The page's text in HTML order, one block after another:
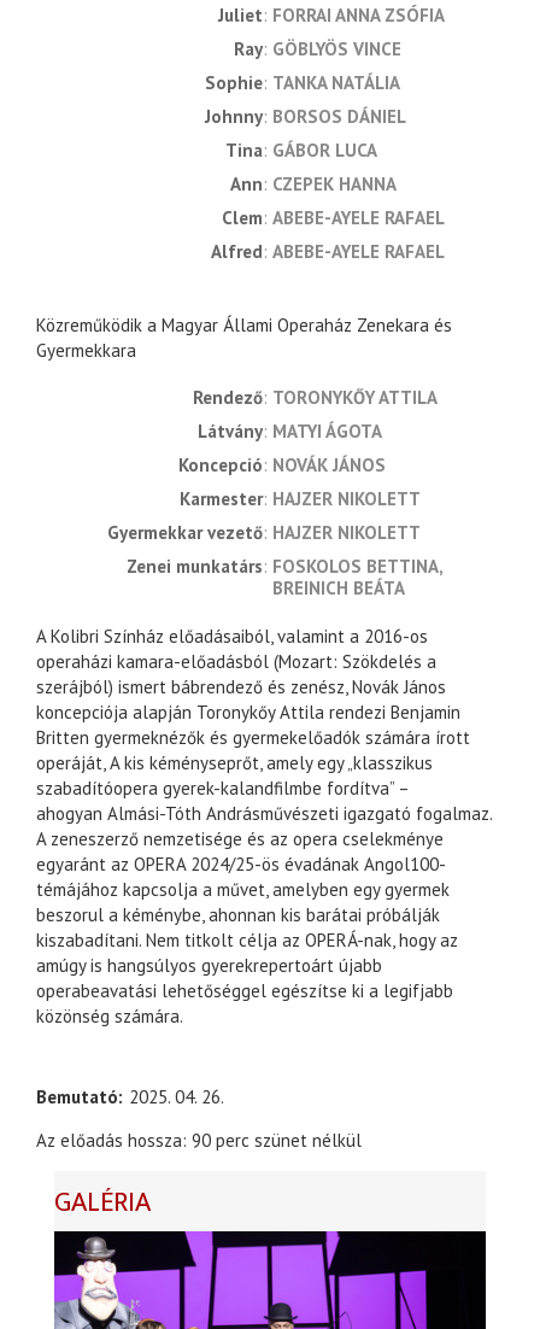
Juliet FORRAI ANNA ZSÓFIA
Ray GÖBLYÖS VINCE
Sophie TANKA NATÁLIA
Johnny BORSOS DÁNIEL
Tina GÁBOR LUCA
Ann CZEPEK HANNA
Clem ABEBE-AYELE RAFAEL
Alfred ABEBE-AYELE RAFAEL
Közreműködik a Magyar Állami Operaház Zenekara és
Gyermekkara
rendező TORONYKŐY ATTILA
látvány MATYI ÁGOTA
koncepció NOVÁK JÁNOS
karmester HAJZER NIKOLETT
gyermekkar vezető HAJZER NIKOLETT
zenei munkatárs FOSKOLOS BETTINA
BREINICH BEÁTA
A Kolibri Színház előadásaiból, valamint a 2016-os
operaházi kamara-előadásból (Mozart: Szökdelés a
szerájból) ismert bábrendező és zenész, Novák János
koncepciója alapján Toronykőy Attila rendezi Benjamin
Britten gyermeknézők és gyermekelőadók számára írott
operáját, A kis kéményseprőt, amely egy „klasszikus
szabadítóopera gyerek-kalandfilmbe fordítva” –
ahogyan Almási-Tóth Andrásművészeti igazgató fogalmaz.
A zeneszerző nemzetisége és az opera cselekménye
egyaránt az OPERA 2024/25-ös évadának Angol100-
témájához kapcsolja a művet, amelyben egy gyermek
beszorul a kéménybe, ahonnan kis barátai próbálják
kiszabadítani. Nem titkolt célja az OPERÁ-nak, hogy az
amúgy is hangsúlyos gyerekrepertoárt újabb
operabeavatási lehetőséggel egészítse ki a legifjabb
közönség számára.
Bemutató 2025. 04. 26.
Az előadás hossza: 90 perc szünet nélkül
GALÉRIA